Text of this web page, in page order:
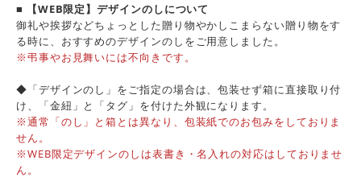
■ 【WEB限定】デザインのしについて
御礼や挨拶などちょっとした贈り物やかしこまらない贈り物をす
る時に、おすすめのデザインのしをご用意しました。
※弔事やお見舞いには不向きです。
◆「デザインのし」をご指定の場合は、包装せず箱に直接取り付
け、「金紐」と「タグ」を付けた外観になります。
※通常「のし」と箱とは異なり、包装紙でのお包みをしておりま
せん。
※WEB限定デザインのしは表書き・名入れの対応はしておりませ
ん。